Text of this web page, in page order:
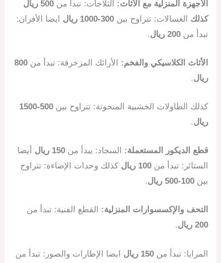
الأجهزة المنزلية مع الأثاث: الثلاجات: تبدأ من
500 ريال
كذلك
الغسالات: تتراوح بين300-1000 ريال
ايضا الأفران:
تبدأ من200 ريال .
الأثاث الكلاسيكي والفخم: الأرائك المزخرفة: تبدأ من800
ريال.
كذلك الطاولات الخشبية المنحوتة: تتراوح بين
500-1500
ريال.
قطع الديكور المستعملة: السجاد: يبدأ من150 ريال
أيضا
الستائر: تبدأ من100 ريال
كذلك وحدات الإضاءة: تتراوح
بين100-500 ريال .
التحف والإكسسوارات المنزلية:
القطع الفنية: تبدأ من
200 ريال
.
المرايا: تبدأ من150 ريال
ايضا الإطارات والصور: تبدأ من